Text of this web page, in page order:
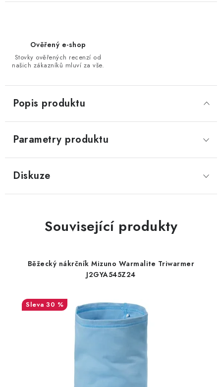
Ověřený e-shop
Stovky ověřených recenzí od
našich zákazníků mluví za vše.
Popis produktu
Parametry produktu
Diskuze
Související produkty
Běžecký nákrčník Mizuno Warmalite Triwarmer
J2GYA545Z24
30 %